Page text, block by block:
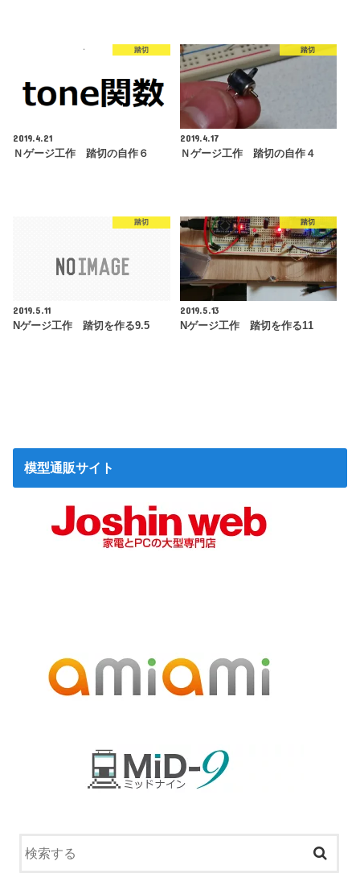
踏切
2019.4.21
Ｎゲージ工作 踏切の自作６
踏切
2019.4.17
Ｎゲージ工作 踏切の自作４
踏切
2019.5.11
Nゲージ工作 踏切を作る9.5
踏切
2019.5.13
Nゲージ工作 踏切を作る11
模型通販サイト